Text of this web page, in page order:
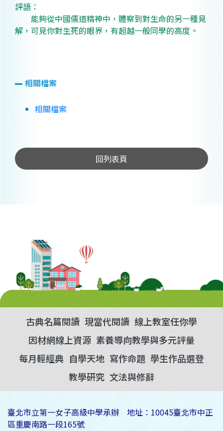
評語：
能夠從中國儒道精神中，體察到對生命的另一種見
解，可見你對生死的眼界，有超越一般同學的高度。
相關檔案
相關檔案
回列表頁
古典名篇閱讀 現當代閱讀 線上教室任你學
因材網線上資源 素養導向教學與多元評量
每月輕經典 自學天地 寫作命題 學生作品選登
教學研究 文法與修辭
臺北市立第一女子高級中學承辦 地址：10045臺北市中正
區重慶南路一段165號